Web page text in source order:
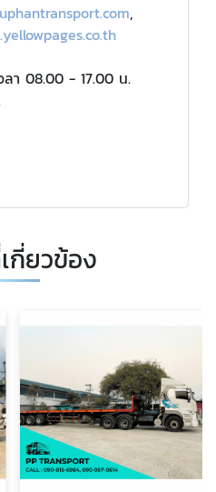
,
ลา 08.00 - 17.00 น.
กี่ยวข้อง